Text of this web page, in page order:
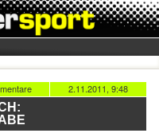
2.11.2011, 9:48